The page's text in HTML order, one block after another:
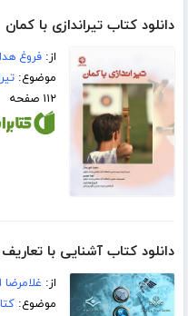
دانلود کتاب تیراندازى با کمان
از:فروغ
موضوع:
۱۱۲ صفحه
دانلود کتاب آشنایی با
از: غلامرضا
موضوع: